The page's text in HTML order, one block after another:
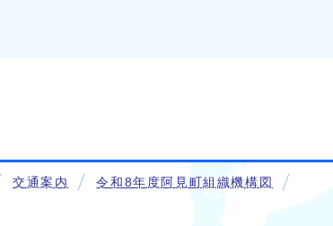
交通案内 令和8年度阿見町組織機構図